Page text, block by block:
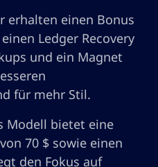
erhalten einen Bonus
Ledger Recovery
und ein Magnet
für mehr Stil.
Modell bietet eine
70 $ sowie einen
den Fokus auf